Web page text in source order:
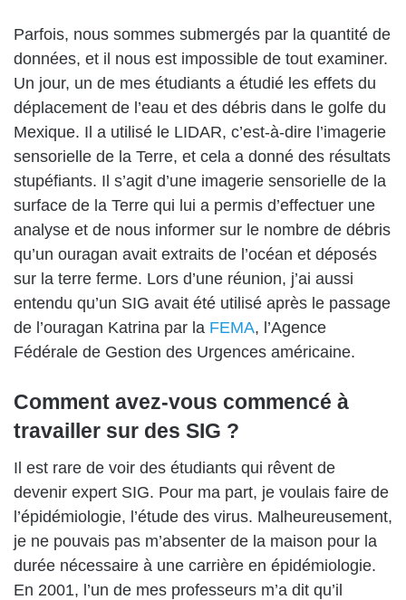
Parfois, nous sommes submergés par la quantité de
données, et il nous est impossible de tout examiner.
Un jour, un de mes étudiants a étudié les effets du
déplacement de l’eau et des débris dans le golfe du
Mexique. Il a utilisé le LIDAR, c’est-à-dire l’imagerie
sensorielle de la Terre, et cela a donné des résultats
stupéfiants. Il s’agit d’une imagerie sensorielle de la
surface de la Terre qui lui a permis d’effectuer une
analyse et de nous informer sur le nombre de débris
qu’un ouragan avait extraits de l’océan et déposés
sur la terre ferme. Lors d’une réunion, j’ai aussi
entendu qu’un SIG avait été utilisé après le passage
de l’ouragan Katrina par la FEMA, l’Agence
Fédérale de Gestion des Urgences américaine.
Comment avez-vous commencé à
travailler sur des SIG ?
Il est rare de voir des étudiants qui rêvent de
devenir expert SIG. Pour ma part, je voulais faire de
l’épidémiologie, l’étude des virus. Malheureusement,
je ne pouvais pas m’absenter de la maison pour la
durée nécessaire à une carrière en épidémiologie.
En 2001, l’un de mes professeurs m’a dit qu’il